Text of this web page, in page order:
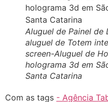
Aluguel de Painel de
aluguel de Totem
screen-Aluguel de
holograma 3d em
Santa Catarina
Com as tags - Agência